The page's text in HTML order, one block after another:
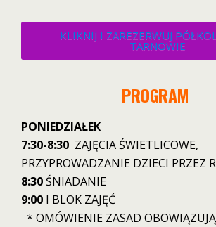
KLIKNIJ I ZAREZERWUJ
TARNOWIE
PROGRAM
PONIEDZIAŁEK
7:30-8:30 ZAJĘCIA ŚWIETLICOWE,
PRZYPROWADZANIE DZIECI PRZEZ
8:30ŚNIADANIE
9:00 I BLOK ZAJĘĆ
* OMÓWIENIE ZASAD